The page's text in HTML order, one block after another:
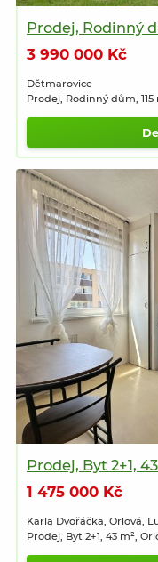
Prodej, Rodinný
3 990 000 Kč
Dětmarovice
Prodej, Rodinný dům,
Prodej, Byt 2+1,
1 475 000 Kč
Karla Dvořáčka, Orlová,
Prodej, Byt 2+1, 43 m²,